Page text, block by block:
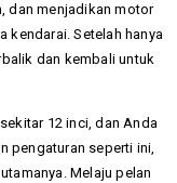
dan menjadikan motor
kendarai. Setelah hanya
dan kembali untuk
12 inci, dan Anda
pengaturan seperti ini,
Melaju pelan